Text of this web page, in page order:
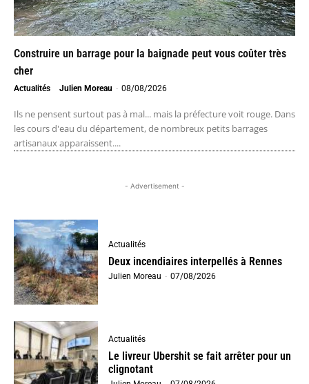
Construire un barrage pour la baignade peut vous coûter très
cher
Actualités Julien Moreau - 08/08/2026
Ils ne pensent surtout pas à mal... mais la préfecture voit rouge. Dans
les cours d'eau du département, de nombreux petits barrages
artisanaux apparaissent....
- Advertisement -
Actualités
Deux incendiaires interpellés à Rennes
Julien Moreau - 07/08/2026
Actualités
Le livreur Ubershit se fait arrêter pour un
clignotant